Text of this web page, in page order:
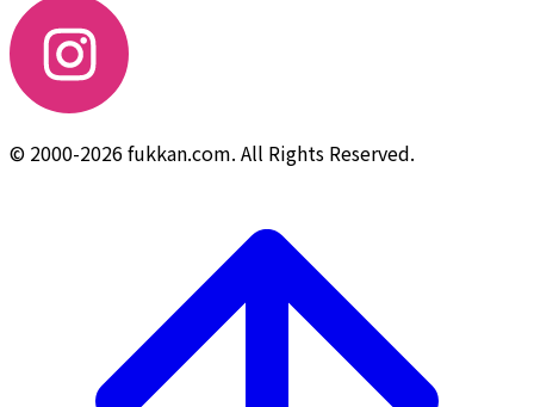
© 2000-2026 fukkan.com. All Rights Reserved.